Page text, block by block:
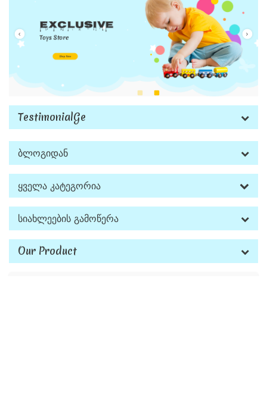
TestimonialGe
Ბლოგიდან
Ყველა Კატეგორია
Სიახლეების Გამოწერა
Our Product